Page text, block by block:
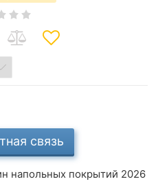
связь
напольных покрытий 2026